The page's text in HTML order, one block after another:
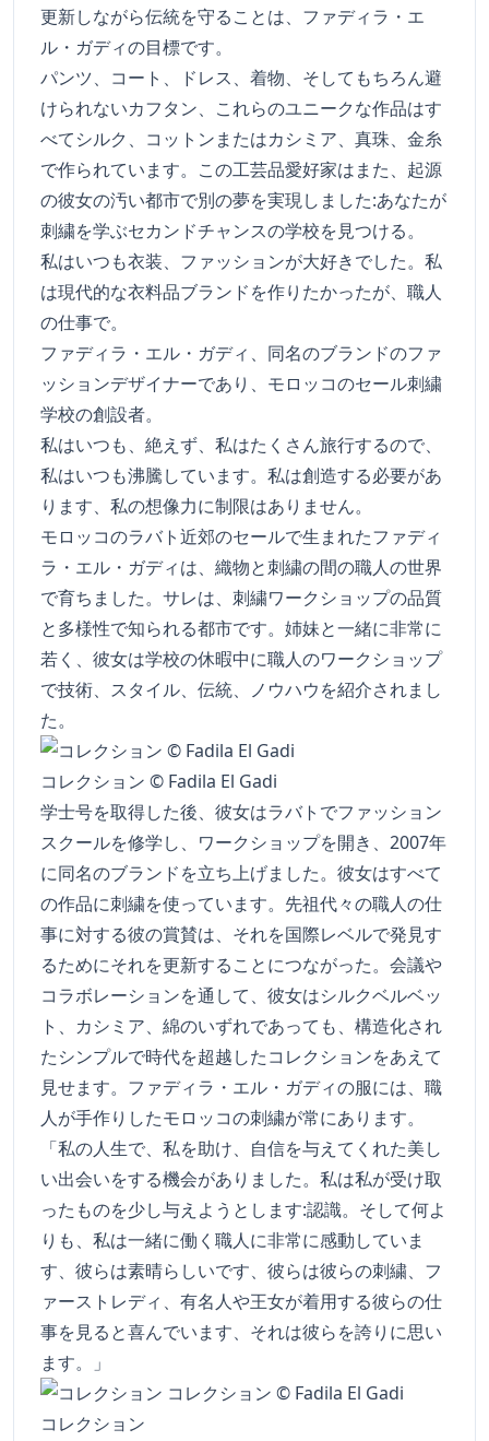
更新しながら伝統を守ることは、ファディラ・エ
ル・ガディの目標です。
パンツ、コート、ドレス、着物、そしてもちろん避
けられないカフタン、これらのユニークな作品はす
べてシルク、コットンまたはカシミア、真珠、金糸
で作られています。この工芸品愛好家はまた、起源
の彼女の汚い都市で別の夢を実現しました:あなたが
刺繍を学ぶセカンドチャンスの学校を見つける。
私はいつも衣装、ファッションが大好きでした。私
は現代的な衣料品ブランドを作りたかったが、職人
の仕事で。
ファディラ・エル・ガディ、同名のブランドのファ
ッションデザイナーであり、モロッコのセール刺繍
学校の創設者。
私はいつも、絶えず、私はたくさん旅行するので、
私はいつも沸騰しています。私は創造する必要があ
ります、私の想像力に制限はありません。
モロッコのラバト近郊のセールで生まれたファディ
ラ・エル・ガディは、織物と刺繍の間の職人の世界
で育ちました。サレは、刺繍ワークショップの品質
と多様性で知られる都市です。姉妹と一緒に非常に
若く、彼女は学校の休暇中に職人のワークショップ
で技術、スタイル、伝統、ノウハウを紹介されまし
た。
コレクション © Fadila El Gadi
学士号を取得した後、彼女はラバトでファッション
スクールを修学し、ワークショップを開き、2007年
に同名のブランドを立ち上げました。彼女はすべて
の作品に刺繍を使っています。先祖代々の職人の仕
事に対する彼の賞賛は、それを国際レベルで発見す
るためにそれを更新することにつながった。会議や
コラボレーションを通して、彼女はシルクベルベッ
ト、カシミア、綿のいずれであっても、構造化され
たシンプルで時代を超越したコレクションをあえて
見せます。ファディラ・エル・ガディの服には、職
人が手作りしたモロッコの刺繍が常にあります。
「私の人生で、私を助け、自信を与えてくれた美し
い出会いをする機会がありました。私は私が受け取
ったものを少し与えようとします:認識。そして何よ
りも、私は一緒に働く職人に非常に感動していま
す、彼らは素晴らしいです、彼らは彼らの刺繍、フ
ァーストレディ、有名人や王女が着用する彼らの仕
事を見ると喜んでいます、それは彼らを誇りに思い
ます。」
コレクション